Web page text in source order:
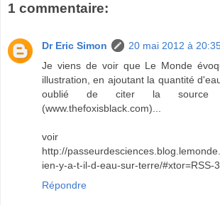
1 commentaire:
Dr Eric Simon
20 mai 2012 à
Je viens de voir que Le Monde
illustration, en ajoutant la quantité
oublié de citer la source
(www.thefoxisblack.com)...
voir
http://
ien-y-a-t-il-d-eau-sur-terre/#xtor=RSS-
Répondre